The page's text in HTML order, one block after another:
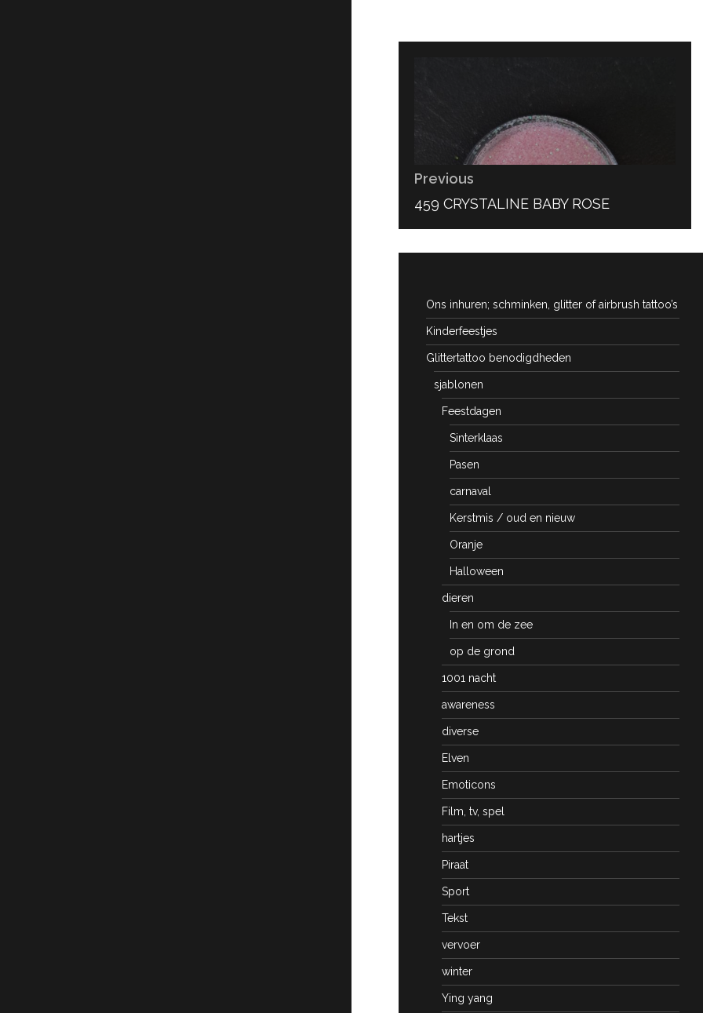
navigatie
Previous
PREVIOUS
459 CRYSTALINE BABY ROSE
Ons inhuren; schminken, glitter of airbrush tattoo’s
Kinderfeestjes
Glittertattoo benodigdheden
sjablonen
Feestdagen
Sinterklaas
Pasen
carnaval
Kerstmis / oud en nieuw
Oranje
Halloween
dieren
In en om de zee
op de grond
1001 nacht
awareness
diverse
Elven
Emoticons
Film, tv, spel
hartjes
Piraat
Sport
Tekst
vervoer
winter
Ying yang